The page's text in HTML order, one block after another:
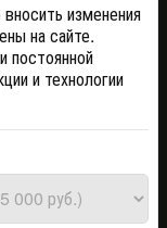
изменения
на сайте.
постоянной
и технологии